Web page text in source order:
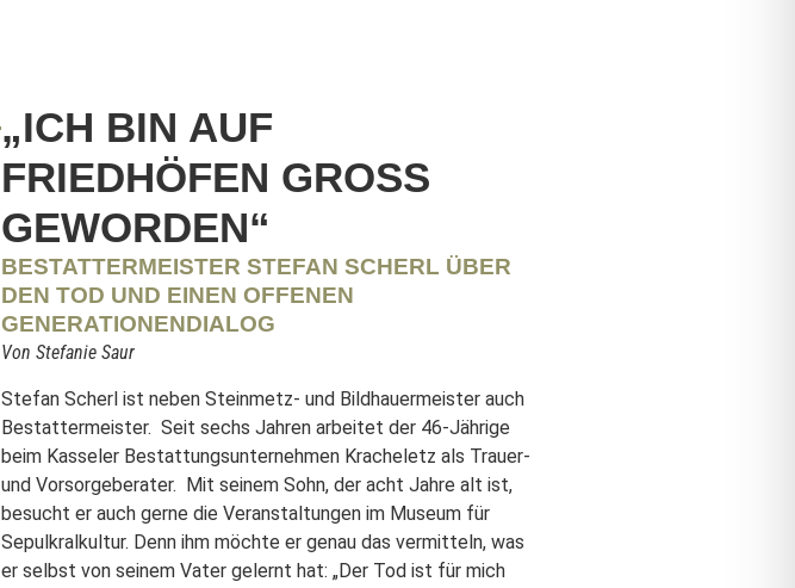
„ICH BIN AUF
FRIEDHÖFEN GROSS G
EWORDEN“
BESTATTERMEISTER STEFAN SCHERL ÜBER
DEN TOD UND EINEN OFFENEN
GENERATIONENDIALOG
Von Stefanie Saur
Stefan Scherl ist neben Steinmetz- und Bildhauermeister auch
Bestattermeister. Seit sechs Jahren arbeitet der 46-Jährige
beim Kasseler Bestattungsunternehmen Kracheletz als Trauer-
und Vorsorgeberater. Mit seinem Sohn, der acht Jahre alt ist,
besucht er auch gerne die Veranstaltungen im Museum für
Sepulkralkultur. Denn ihm möchte er genau das vermitteln, was
er selbst von seinem Vater gelernt hat: „Der Tod ist für mich